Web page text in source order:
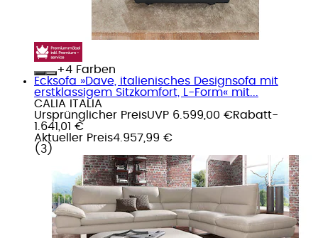
+
Farben
Ecksofa »Dave, italienisches Designsofa mit
erstklassigem Sitzkomfort, L-Form« mit...
CALIA ITALIA
Ursprünglicher PreisUVP 6.599,00 €Rabatt-
1.641,01 €
Aktueller Preis4.957,99 €
( 3 )